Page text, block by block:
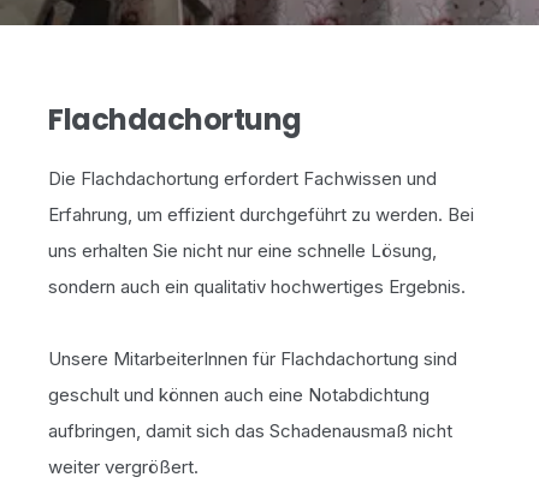
Flachdachortung
Die Flachdachortung erfordert Fachwissen und
Erfahrung, um effizient durchgeführt zu werden. Bei
uns erhalten Sie nicht nur eine schnelle Lösung,
sondern auch ein qualitativ hochwertiges Ergebnis.
Unsere MitarbeiterInnen für Flachdachortung sind
geschult und können auch eine Notabdichtung
aufbringen, damit sich das Schadenausmaß nicht
weiter vergrößert.